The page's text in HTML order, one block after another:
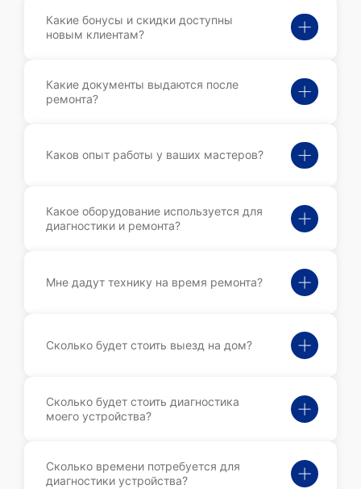
Какие бонусы и скидки доступны
новым клиентам?
Какие документы выдаются после
ремонта?
Каков опыт работы у ваших мастеров?
Какое оборудование используется для
диагностики и ремонта?
Мне дадут технику на время ремонта?
Сколько будет стоить выезд на дом?
Сколько будет стоить диагностика
моего устройства?
Сколько времени потребуется для
диагностики устройства?